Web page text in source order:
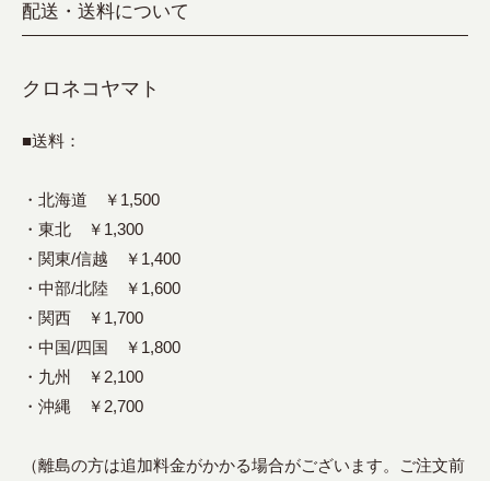
配送・送料について
クロネコヤマト
■送料：
・北海道 ￥1,500
・東北 ￥1,300
・関東/信越 ￥1,400
・中部/北陸 ￥1,600
・関西 ￥1,700
・中国/四国 ￥1,800
・九州 ￥2,100
・沖縄 ￥2,700
（離島の方は追加料金がかかる場合がございます。ご注文前